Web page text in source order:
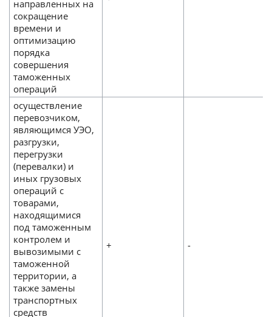
направленных на
сокращение
времени и
оптимизацию
порядка
совершения
таможенных
операций
осуществление
перевозчиком,
являющимся УЭО,
разгрузки,
перегрузки
(перевалки) и
иных грузовых
операций с
товарами,
находящимися
под таможенным
контролем и
вывозимыми с
таможенной
территории, а
также замены
транспортных
средств
+ -